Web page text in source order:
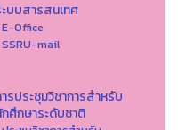
บบสารสนเทศ
E-Office
SSRU-mail
รประชุมวิชาการสำหรับ
ศึกษาระดับชาติ